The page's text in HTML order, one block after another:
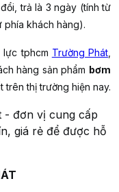
trả là 3 ngày (tính từ
phía khách hàng).
tphcm Trường Phát
hàng sản phẩm bơm
trên thị trường hiện nay.
- đơn vị cung cấp
giá rẻ để được hỗ